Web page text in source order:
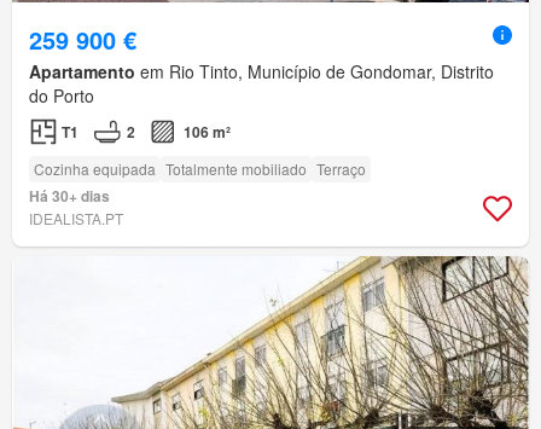
259 900 €
Apartamento em Rio Tinto, Município de Gondomar, Distrito
do Porto
T1 2 106 m²
Cozinha equipada Totalmente mobiliado Terraço
Há 30+ dias
IDEALISTA.PT